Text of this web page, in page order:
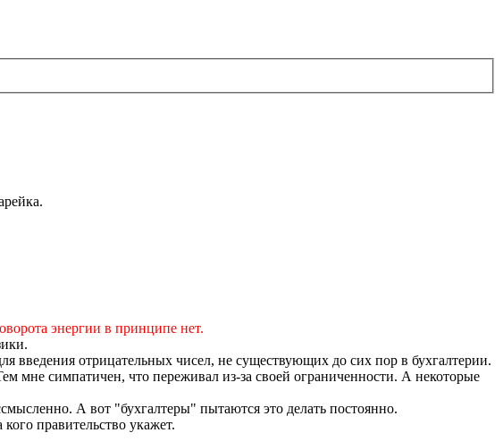
энергии в принципе нет.
введения отрицательных чисел, не существующих до сих пор в бухгалтерии.
мне симпатичен, что переживал из-за своей ограниченности. А некоторые
А вот "бухгалтеры" пытаются это делать постоянно.
правительство укажет.